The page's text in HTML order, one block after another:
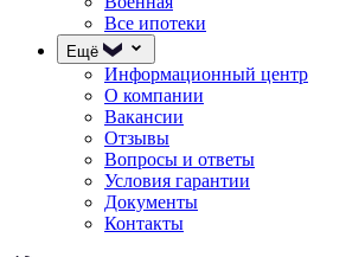
Все ипотеки
Ещё
Информационный центр
О компании
Вакансии
Отзывы
Вопросы и ответы
Условия гарантии
Документы
Контакты